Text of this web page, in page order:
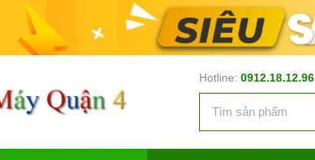
Hotline: 0912.18.12.96